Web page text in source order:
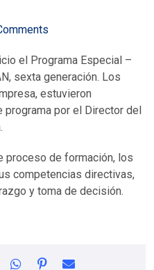
el Programa Especial –
sexta generación. Los
estuvieron
programa por el Director del
proceso de formación, los
competencias directivas,
y toma de decisión.